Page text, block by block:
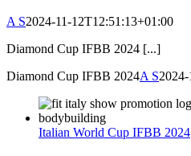
A S2024-11-12T12:51:13+01:00
Diamond Cup IFBB 2024 [...]
Diamond Cup IFBB 2024A S
Italian World Cup IFBB 2024